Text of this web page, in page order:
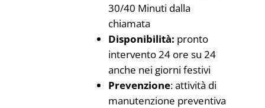
30/40 Minuti dalla
chiamata
Disponibilità: pronto
intervento 24 ore su 24
anche nei giorni festivi
Prevenzione: attività di
manutenzione preventiva